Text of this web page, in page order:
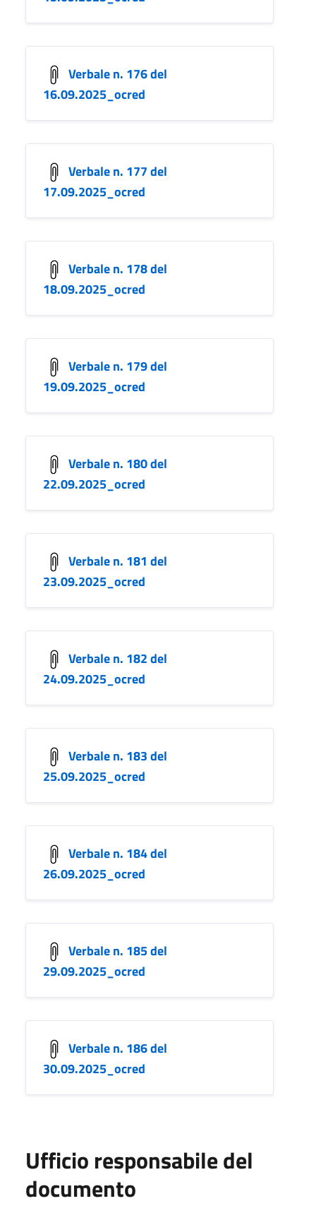
Verbale n. 176 del
16.09.2025_ocred
Verbale n. 177 del
17.09.2025_ocred
Verbale n. 178 del
18.09.2025_ocred
Verbale n. 179 del
19.09.2025_ocred
Verbale n. 180 del
22.09.2025_ocred
Verbale n. 181 del
23.09.2025_ocred
Verbale n. 182 del
24.09.2025_ocred
Verbale n. 183 del
25.09.2025_ocred
Verbale n. 184 del
26.09.2025_ocred
Verbale n. 185 del
29.09.2025_ocred
Verbale n. 186 del
30.09.2025_ocred
Ufficio responsabile del
documento